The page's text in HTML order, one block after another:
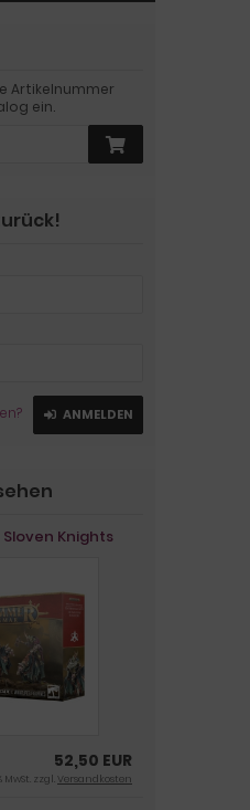
Artikelnummer
ein.
ANMELDEN
Sloven Knights
52,50 EUR
MwSt. zzgl.Versandkosten